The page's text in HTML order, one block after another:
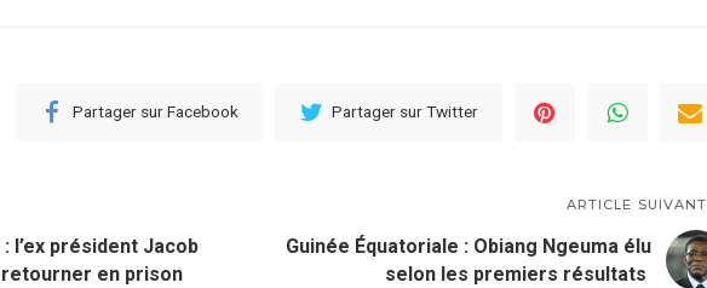
Partager sur Facebook Partager sur Twitter
l’ex président Jacob
en prison
ARTICLE SUIVANT
Guinée Équatoriale : Obiang Ngeuma élu
selon les premiers résultats